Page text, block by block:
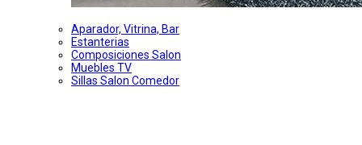
Aparador, Vitrina, Bar
Estanterias
Composiciones Salon
Muebles TV
Sillas Salon Comedor